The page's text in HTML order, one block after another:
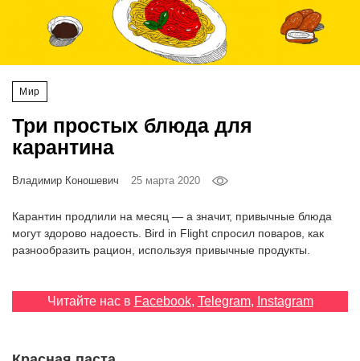
Мир
Три простых блюда для
карантина
Владимир Коношевич 25 марта 2020
Карантин продлили на месяц — а значит, привычные блюда
могут здорово надоесть. Bird in Flight спросил поваров, как
разнообразить рацион, используя привычные продукты.
Читайте нас в Facebook, Telegram, Instagram